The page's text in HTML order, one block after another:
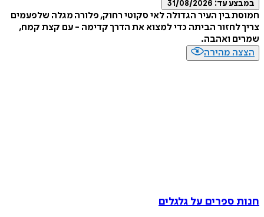
במבצע עד: 31/08/2026
חמוסת בין העיר הגדולה לאי סקוטי רחוק, פלורה מגלה שלפעמים
צריך לחזור הביתה כדי למצוא את הדרך קדימה - עם קצת קמח,
שמרים ואהבה.
הצצה מהירה
חנות ספרים על גלגלים